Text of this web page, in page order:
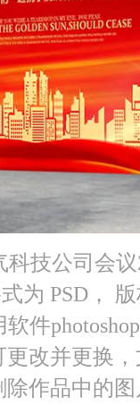
技公司会
为 PSD，
件
改并更换
作品中的